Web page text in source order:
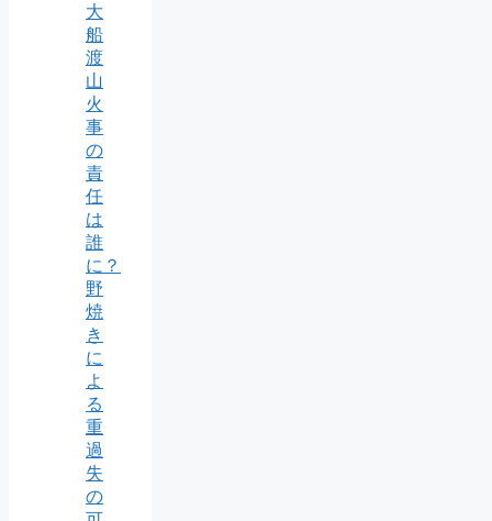
大
船
渡
山
火
事
の
責
任
は
誰
に？
野
焼
き
に
よ
る
重
過
失
の